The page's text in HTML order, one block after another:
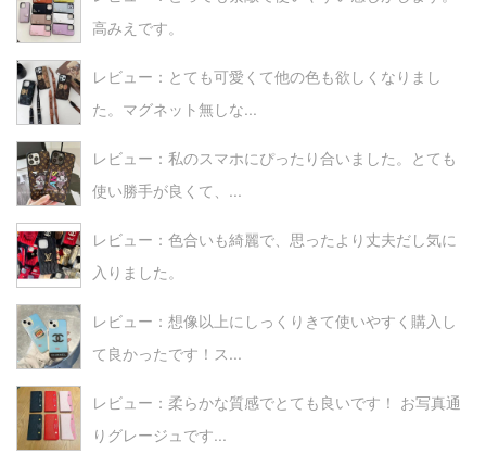
高みえです。
レビュー：とても可愛くて他の色も欲しくなりまし
た。マグネット無しな...
レビュー：私のスマホにぴったり合いました。とても
使い勝手が良くて、...
レビュー：色合いも綺麗で、思ったより丈夫だし気に
入りました。
レビュー：想像以上にしっくりきて使いやすく購入し
て良かったです！ス...
レビュー：柔らかな質感でとても良いです！ お写真通
りグレージュです...